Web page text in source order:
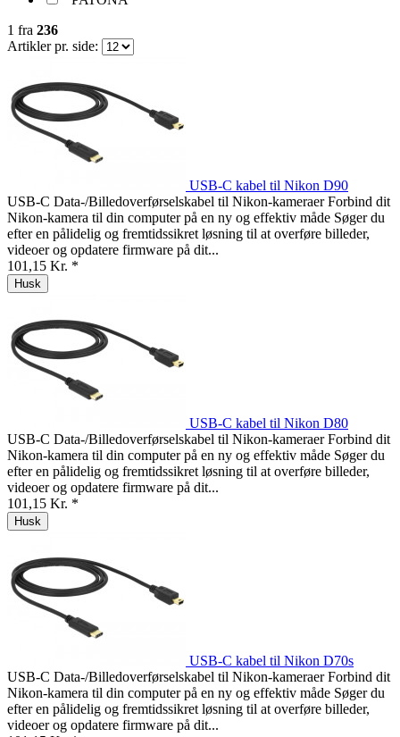
1 fra 236
Artikler pr. side:
USB-C kabel til Nikon D90
USB-C Data-/Billedoverførselskabel til Nikon-kameraer Forbind dit
Nikon-kamera til din computer på en ny og effektiv måde Søger du
efter en pålidelig og fremtidssikret løsning til at overføre billeder,
videoer og opdatere firmware på dit...
101,15 Kr. *
Husk
USB-C kabel til Nikon D80
USB-C Data-/Billedoverførselskabel til Nikon-kameraer Forbind dit
Nikon-kamera til din computer på en ny og effektiv måde Søger du
efter en pålidelig og fremtidssikret løsning til at overføre billeder,
videoer og opdatere firmware på dit...
101,15 Kr. *
Husk
USB-C kabel til Nikon D70s
USB-C Data-/Billedoverførselskabel til Nikon-kameraer Forbind dit
Nikon-kamera til din computer på en ny og effektiv måde Søger du
efter en pålidelig og fremtidssikret løsning til at overføre billeder,
videoer og opdatere firmware på dit...